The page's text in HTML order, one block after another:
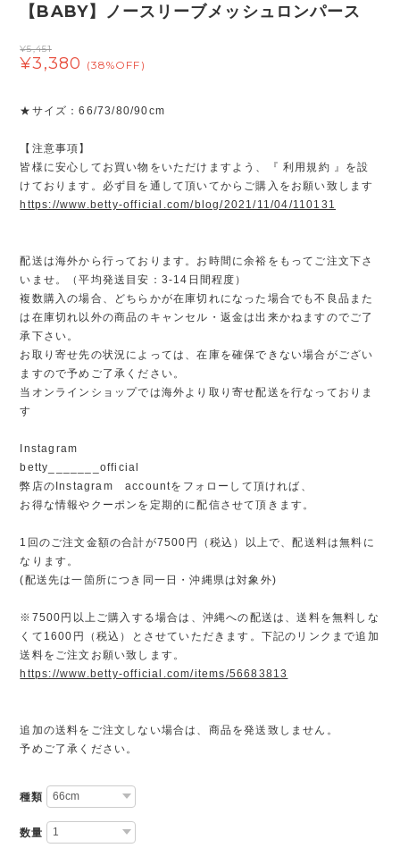
【BABY】ノースリーブメッシュロンパース
¥5,451
¥3,380 (38%OFF)
★サイズ：66/73/80/90cm
【注意事項】
皆様に安心してお買い物をいただけますよう、『 利用規約 』を設
けております。必ず目を通して頂いてからご購入をお願い致します
https://www.betty-official.com/blog/2021/11/04/110131
配送は海外から行っております。お時間に余裕をもってご注文下さ
いませ。（平均発送目安：3-14日間程度）
複数購入の場合、どちらかが在庫切れになった場合でも不良品また
は在庫切れ以外の商品のキャンセル・返金は出来かねますのでご了
承下さい。
お取り寄せ先の状況によっては、在庫を確保できない場合がござい
ますので予めご了承ください。
当オンラインショップでは海外より取り寄せ配送を行なっておりま
す
Instagram
betty_______official
弊店のInstagram accountをフォローして頂ければ、
お得な情報やクーポンを定期的に配信させて頂きます。
1回のご注文金額の合計が7500円（税込）以上で、配送料は無料に
なります。
(配送先は一箇所につき同一日・沖縄県は対象外)
※7500円以上ご購入する場合は、沖縄への配送は、送料を無料しな
くて1600円（税込）とさせていただきます。下記のリンクまで追加
送料をご注文お願い致します。
https://www.betty-official.com/items/56683813
追加の送料をご注文しない場合は、商品を発送致しません。
予めご了承ください。
種類
数量